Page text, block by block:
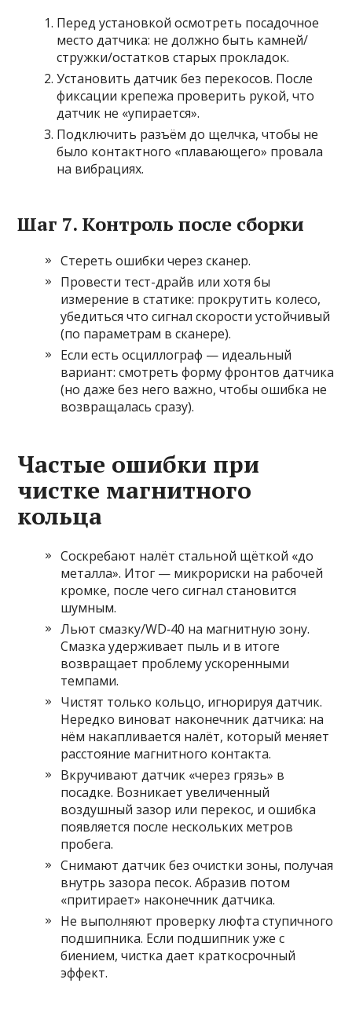
Перед установкой осмотреть посадочное
место датчика: не должно быть камней/
стружки/остатков старых прокладок.
Установить датчик без перекосов. После
фиксации крепежа проверить рукой, что
датчик не «упирается».
Подключить разъём до щелчка, чтобы не
было контактного «плавающего» провала
на вибрациях.
Шаг 7. Контроль после сборки
Стереть ошибки через сканер.
Провести тест-драйв или хотя бы
измерение в статике: прокрутить колесо,
убедиться что сигнал скорости устойчивый
(по параметрам в сканере).
Если есть осциллограф — идеальный
вариант: смотреть форму фронтов датчика
(но даже без него важно, чтобы ошибка не
возвращалась сразу).
Частые ошибки при
чистке магнитного
кольца
Соскребают налёт стальной щёткой «до
металла». Итог — микрориски на рабочей
кромке, после чего сигнал становится
шумным.
Льют смазку/WD‑40 на магнитную зону.
Смазка удерживает пыль и в итоге
возвращает проблему ускоренными
темпами.
Чистят только кольцо, игнорируя датчик.
Нередко виноват наконечник датчика: на
нём накапливается налёт, который меняет
расстояние магнитного контакта.
Вкручивают датчик «через грязь» в
посадке. Возникает увеличенный
воздушный зазор или перекос, и ошибка
появляется после нескольких метров
пробега.
Снимают датчик без очистки зоны, получая
внутрь зазора песок. Абразив потом
«притирает» наконечник датчика.
Не выполняют проверку люфта ступичного
подшипника. Если подшипник уже с
биением, чистка дает краткосрочный
эффект.